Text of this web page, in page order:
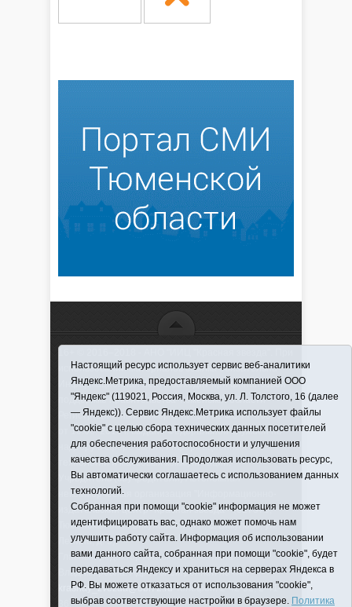
использовании материалов ссылка обязательна
Информационная лента выходит при финансовой
поддержке правительства Тюменской области
Регистрационный номер СМИ ЭЛ № ФС 77-66066
от 10.06. 2016 г. выдано Федеральной службой по
надзору в сфере связи, информационных
технологий и массовых коммуникаций.
Учредитель (соучредители) Автономная
некоммерческая организация "Информационно-
издательский центр "Красная звезда"" (627570,
Тюменская обл., Викуловский р-н, с. Викулово, ул.
Ленина, д. 5).
Главный редактор Антюхова Светлана
Владимировна. Адрес электронной почты:
krasnay_zvezda@obl72.ruТелефон: 2-42-32; 2-41-
36.
Настоящий ресурс использует сервис веб-аналитики
Яндекс.Метрика, предоставляемый компанией ООО
"Яндекс" (119021, Россия, Москва, ул. Л. Толстого, 16 (далее
— Яндекс)). Сервис Яндекс.Метрика использует файлы
"cookie" с целью сбора технических данных посетителей
для обеспечения работоспособности и улучшения
качества обслуживания. Продолжая использовать ресурс,
Вы автоматически соглашаетесь с использованием данных
технологий.
Собранная при помощи "cookie" информация не может
идентифицировать вас, однако может помочь нам
улучшить работу сайта. Информация об использовании
вами данного сайта, собранная при помощи "cookie", будет
передаваться Яндексу и храниться на серверах Яндекса в
РФ. Вы можете отказаться от использования "cookie",
выбрав соответствующие настройки в браузере. Политика